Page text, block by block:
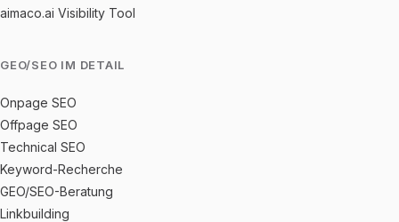
aimaco.ai Visibility Tool
GEO/SEO IM DETAIL
Onpage SEO
Offpage SEO
Technical SEO
Keyword-Recherche
GEO/SEO-Beratung
Linkbuilding